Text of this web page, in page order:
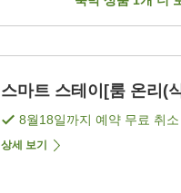
스마트 스테이[룸 온리(
8월18일까지 예약 무료 취
상세 보기